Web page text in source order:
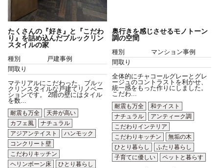
たくさんの『好き』と『こだわ
り』を詰め込んだブルックリン
スタイルの家
種別
戸建事例
間取り
マテリアルにこだわった、ブルッ
クリンスタイルな戸建てリノベー
ションです。 2階の壁にはタイル
を数...
耐震も万全
天井が高い
カフェ風
ナチュラル
アジアンテイスト
ハンモック
コンクリート壁
こだわりキッチン
ヘリンボーン床
ひとり暮らし
奥行きを感じさせるモノトーン
調の空間
種別
マンション事例
間取り
全体的にチャコールグレーとグレ
ージュのコントラストを利かせ、
統一感をもった作りにしました。
こだわ...
耐震も万全
和テイスト
ナチュラル
アンティーク調
こだわりインテリア
こだわりキッチン
無垢の木
ひとり暮らし
ふたり暮らし
子育てに優しい
ペットと暮らす